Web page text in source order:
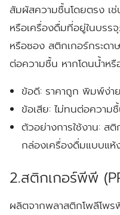
สัมผัสความชื้นโดยตรง เ
หรือเครื่องดื่มที่อยู่ในบร
หรือซอง สติกเกอร์กระด
ต่อความชื้น หากโดนน้ำหรื
ข้อดี: ราคาถูก พิมพ์ง่า
ข้อเสีย:ไม่ทนต่อความ
ตัวอย่างการใช้งาน: สติ
กล่องเครื่องดื่มแบบแห้
2.สติกเกอร์พีพี
ผลิตจากพลาสติกโพลีโพ